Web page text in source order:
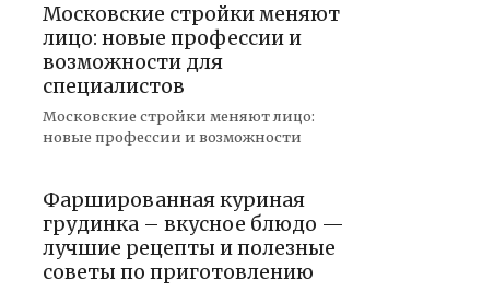
Московские стройки меняют
лицо: новые профессии и
возможности для
специалистов
Московские стройки меняют лицо:
новые профессии и возможности
Фаршированная куриная
грудинка – вкусное блюдо —
лучшие рецепты и полезные
советы по приготовлению